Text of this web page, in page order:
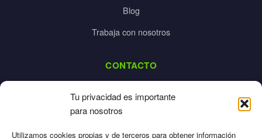
Tu privacidad es importante
para nosotros
Utilizamos cookies propias y de terceros para obtener información
Blog
Trabaja con nosotros
CONTACTO
925 532 213